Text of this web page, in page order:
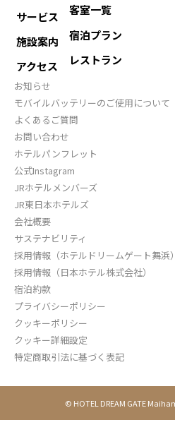
サービス
施設案内
アクセス
客室一覧
宿泊プラン
レストラン
お知らせ
モバイルバッテリーのご使用について
よくあるご質問
お問い合わせ
ホテルパンフレット
公式Instagram
JRホテルメンバーズ
JR東日本ホテルズ
会社概要
サステナビリティ
採用情報（ホテルドリームゲート舞浜）
採用情報（日本ホテル株式会社）
宿泊約款
プライバシーポリシー
クッキーポリシー
クッキー詳細設定
特定商取引法に基づく表記
© HOTEL DREAM GATE